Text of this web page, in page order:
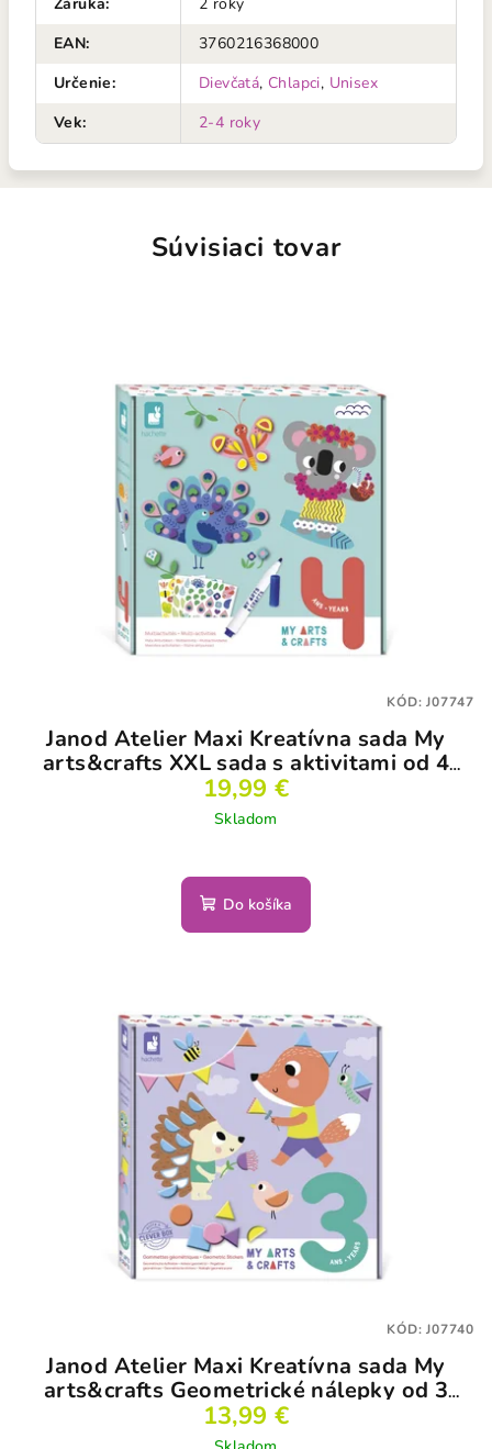
EAN:
3760216368000
Určenie: Dievčatá, Chlapci, Unisex
Vek: 2-4 roky
Súvisiaci tovar
Janod Atelier Maxi Kreatívna sada My
arts&crafts XXL sada s aktivitami od 4
rokov
19,99 €
Skladom
Do košíka
KÓD:J07747
Janod Atelier Maxi Kreatívna sada My
arts&crafts Geometrické nálepky od 3
rokov
13,99 €
KÓD:J07740